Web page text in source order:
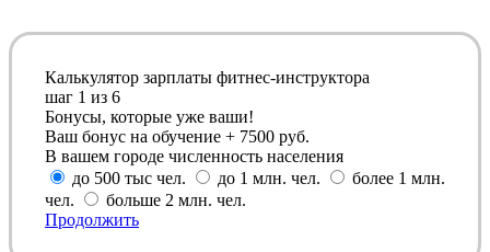
Калькулятор зарплаты фитнес-инструктора
шаг 1 из 6
Бонусы, которые уже ваши!
Ваш бонус на обучение + 7500 руб.
В вашем городе численность населения
до 500 тыс чел.
до 1 млн. чел.
более 1 млн.
чел.
больше 2 млн. чел.
Продолжить